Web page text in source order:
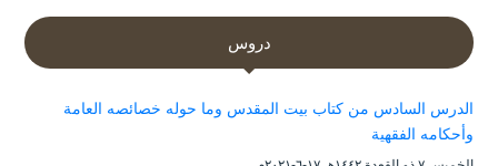
دروس
الدرس السادس من كتاب بيت المقدس وما حوله خصائصه العامة
وأحكامه الفقهية